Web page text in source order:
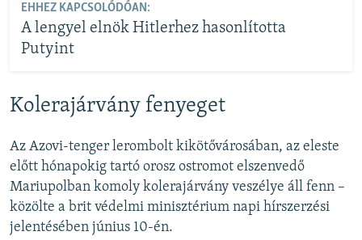
EHHEZ KAPCSOLÓDÓAN:
A lengyel elnök Hitlerhez hasonlította
Putyint
Kolerajárvány fenyeget
Az Azovi-tenger lerombolt kikötővárosában, az eleste
előtt hónapokig tartó orosz ostromot elszenvedő
Mariupolban komoly kolerajárvány veszélye áll fenn –
közölte a brit védelmi minisztérium napi hírszerzési
jelentésében június 10-én.